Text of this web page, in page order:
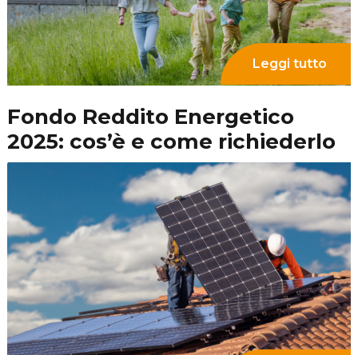
Reddito Energetico 2024:
come funzionano i contributi a
fondo perduto per il
fotovoltaico